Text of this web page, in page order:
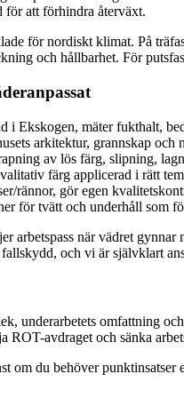
för att förhindra återväxt.
för nordiskt klimat. På
och hållbarhet. För
Ekskogen, mäter fukthalt,
arkitektur, grannskap
av lös färg, slipning,
färg applicerad i rätt
rännor, gör egen
för tvätt och underhåll som
arbetspass när vädret
och vi är självklart
underarbetets omfattning
ROT-avdraget och sänka
du behöver